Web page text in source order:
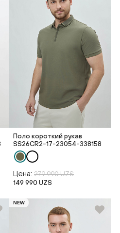
Поло короткий рукав
SS26CR2-17-23054-338158
Цена: 279 990 UZS
149 990 UZS
NEW